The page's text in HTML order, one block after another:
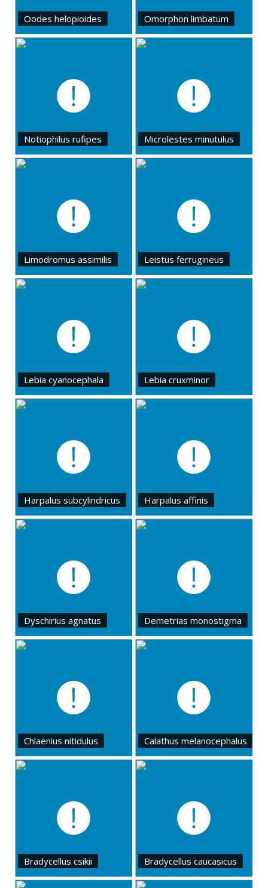
Oodes helopioides Omorphon limbatum
Notiophilus rufipes Microlestes minutulus
Limodromus assimilis Leistus ferrugineus
Lebia cyanocephala Lebia cruxminor
Harpalus subcylindricus Harpalus affinis
Dyschirius agnatus Demetrias monostigma
Chlaenius nitidulus Calathus melanocephalus
Bradycellus csikii Bradycellus caucasicus